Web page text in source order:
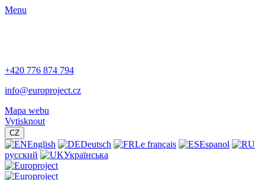
Menu
+420 776 874 794
info@europroject.cz
Mapa webu
Vytisknout
CZ
English Deutsch Le français
Espanol
русский
Українська